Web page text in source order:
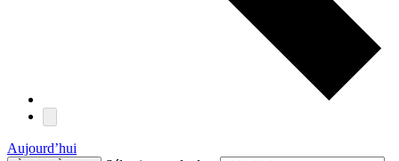
Aujourd’hui